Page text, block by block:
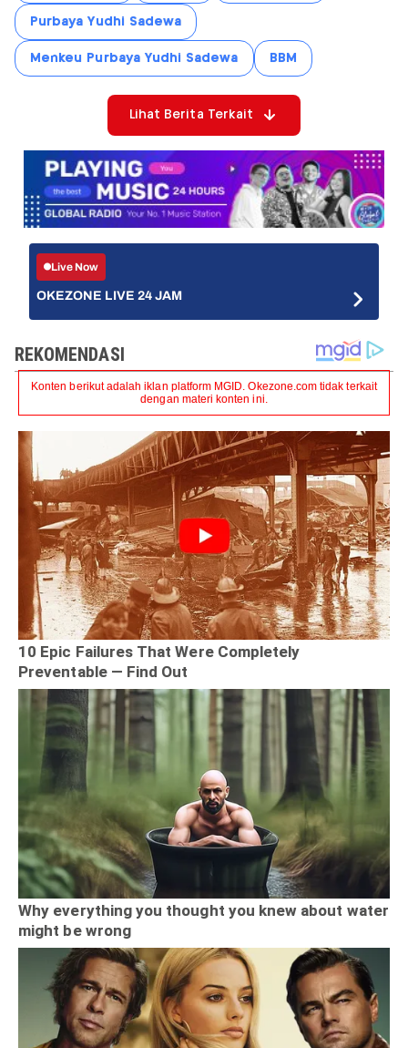
Purbaya Yudhi Sadewa
Menkeu Purbaya Yudhi Sadewa BBM
Lihat Berita Terkait
Live Now
OKEZONE LIVE 24 JAM